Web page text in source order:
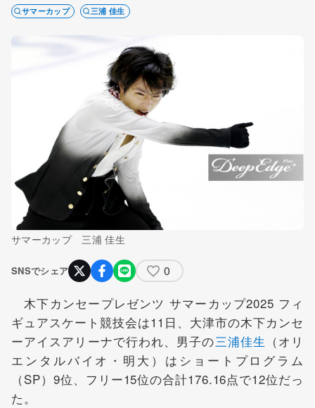
サマーカップ 三浦 佳生
サマーカップ 三浦 佳生
SNSでシェア 0
木下カンセープレゼンツ サマーカップ2025 フィ
ギュアスケート競技会は11日、大津市の木下カンセ
ーアイスアリーナで行われ、男子の三浦佳生 （オリ
エンタルバイオ・明大）はショートプログラム
（SP）9位、フリー15位の合計176.16点で12位だっ
た。